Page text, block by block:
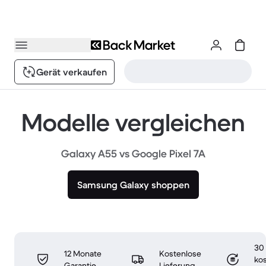
Gerät verkaufen
Modelle vergleichen
Galaxy A55 vs Google Pixel 7A
Samsung Galaxy shoppen
12 Monate
Kostenlose
30